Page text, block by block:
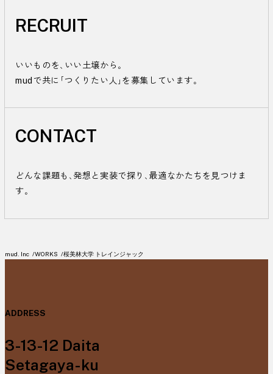
RECRUIT
いいものを、いい土壌から。
mudで共に「つくりたい人」を募集しています。
CONTACT
どんな課題も、発想と実装で探り、最適なかたちを見つけま
す。
mud. Inc WORKS 桜美林大学 トレインジャック
ADDRESS
3-13-12 Daita
Setagaya-ku